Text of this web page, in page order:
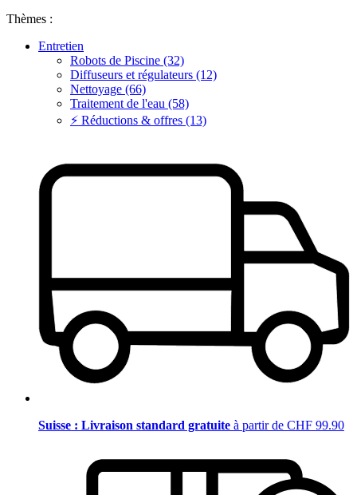
Thèmes :
Entretien
Robots de Piscine (32)
Diffuseurs et régulateurs (12)
Nettoyage (66)
Traitement de l'eau (58)
⚡ Réductions & offres (13)
Suisse : Livraison standard gratuite à partir de CHF 99.90